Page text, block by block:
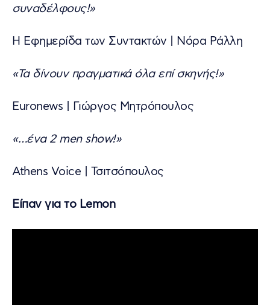
συναδέλφους!»
Η Εφημερίδα των Συντακτών | Νόρα Ράλλη
«Τα δίνουν πραγματικά όλα επί σκηνής!»
Euronews | Γιώργος Μητρόπουλος
«…ένα 2 men show!»
Athens Voice | Τσιτσόπουλος
Είπαν για το Lemon